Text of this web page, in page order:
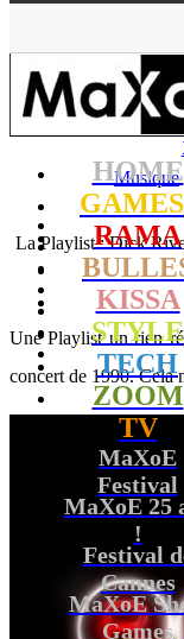
HOME
GAMES
RAMA
KISSA
STYLE
TECH
ZOOM
TV
MaXoE
Festival
MaXoE 25
!
Festival
Cannes
MaXoE
Games
& Francis
Musique
La Playlist : Dick
Une Playlist un rien
concert de 1990. Cela